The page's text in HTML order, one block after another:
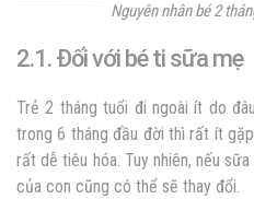
Nguyên nhân bé 2
2.1. Đối với bé ti sữa mẹ
Trẻ 2 tháng tuổi đi ngoài ít do
trong 6 tháng đầu đời thì rất ít
rất dễ tiêu hóa. Tuy nhiên, nếu
của con cũng có thể sẽ thay đổi.